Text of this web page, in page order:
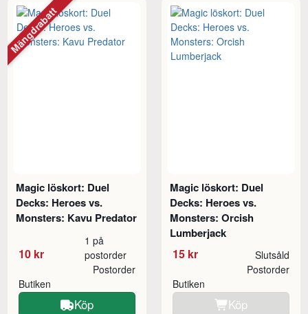
Magic löskort: Duel
Decks: Heroes vs.
Monsters: Kavu Predator
10 kr
1 på
postorder
Butiken
Postorder
Köp
Mängdrabatt
Magic löskort: Duel
Decks: Heroes vs.
Monsters: Orcish
Lumberjack
15 kr Slutsåld
Butiken
Postorder
Köp